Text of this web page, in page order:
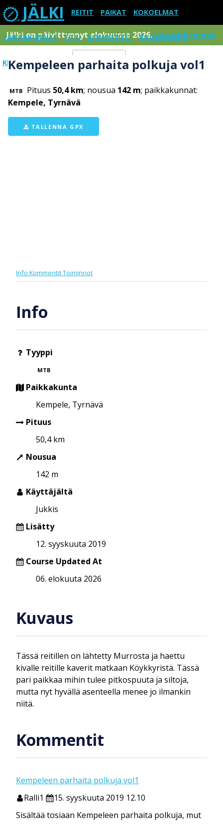
JÄLKI REITIT PAIKAT KOKOELMAT
PAIKKAKUNNAT ETSI KOMMENTIT RAJOITUKSET
KIRJAUDU SISÄÄN Menu
Jälki on päivittynnyt elokuussa 2026.Lue tarkemmin
Kempeleen parhaita polkuja vol1
MTB Pituus 50,4 km; nousua 142 m; paikkakunnat:
Kempele, Tyrnävä
TALLENNA GPX
Info KommentitToiminnot
Info
Tyyppi
MTB
Paikkakunta
Kempele, Tyrnävä
Pituus
50,4 km
Nousua
142 m
Käyttäjältä
Jukkis
Lisätty
12. syyskuuta 2019
Course Updated At
06. elokuuta 2026
Kuvaus
Tässä reitillen on lähtetty Murrosta ja haettu
kivalle reitille kaverit matkaan Köykkyristä. Tässä
pari paikkaa mihin tulee pitkospuuta ja siltoja,
mutta nyt hyvällä asenteella menee jo ilmankin
niitä.
Kommentit
Kempeleen parhaita polkuja vol1
Ralli1
15. syyskuuta 2019 12.10
Sisältää tosiaan Kempeleen parhaita polkuja, mut